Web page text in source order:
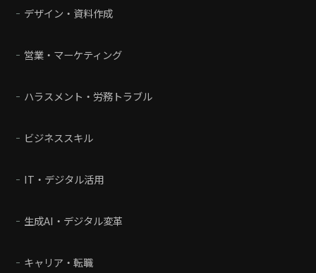
デザイン・資料作成
営業・マーケティング
ハラスメント・労務トラブル
ビジネススキル
IT・デジタル活用
生成AI・デジタル変革
キャリア・転職